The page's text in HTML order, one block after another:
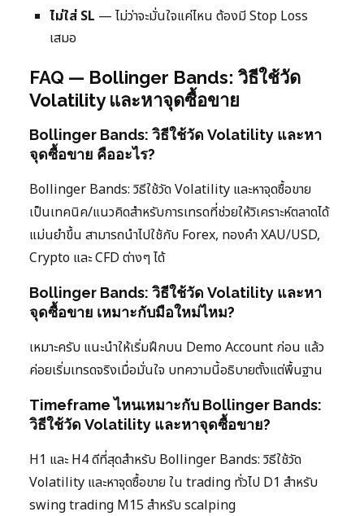
ไม่ใส่ SL — ไม่ว่าจะมั่นใจแค่ไหน ต้องมี Stop Loss
เสมอ
FAQ — Bollinger Bands: วิธีใช้วัด
Volatility และหาจุดซื้อขาย
Bollinger Bands: วิธีใช้วัด Volatility และหา
จุดซื้อขาย คืออะไร?
Bollinger Bands: วิธีใช้วัด Volatility และหาจุดซื้อขาย
เป็นเทคนิค/แนวคิดสำหรับการเทรดที่ช่วยให้วิเคราะห์ตลาดได้
แม่นยำขึ้น สามารถนำไปใช้กับ Forex, ทองคำ XAU/USD,
Crypto และ CFD ต่างๆ ได้
Bollinger Bands: วิธีใช้วัด Volatility และหา
จุดซื้อขาย เหมาะกับมือใหม่ไหม?
เหมาะครับ แนะนำให้เริ่มฝึกบน Demo Account ก่อน แล้ว
ค่อยเริ่มเทรดจริงเมื่อมั่นใจ บทความนี้อธิบายตั้งแต่พื้นฐาน
Timeframe ไหนเหมาะกับ Bollinger Bands:
วิธีใช้วัด Volatility และหาจุดซื้อขาย?
H1 และ H4 ดีที่สุดสำหรับ Bollinger Bands: วิธีใช้วัด
Volatility และหาจุดซื้อขาย ใน trading ทั่วไป D1 สำหรับ
swing trading M15 สำหรับ scalping